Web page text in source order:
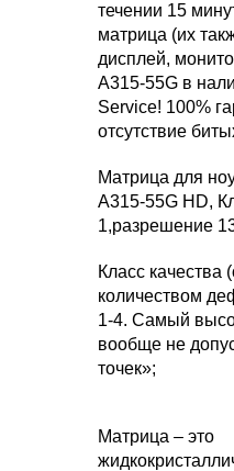
течении 15
матрица (их
дисплей,
A315-55G в
Service! 100%
отсутствие
Матрица для
A315-55G HD,
1,разрешение
Класс качества
количеством
1-4. Самый
вообще не
точек»;
Матрица – это